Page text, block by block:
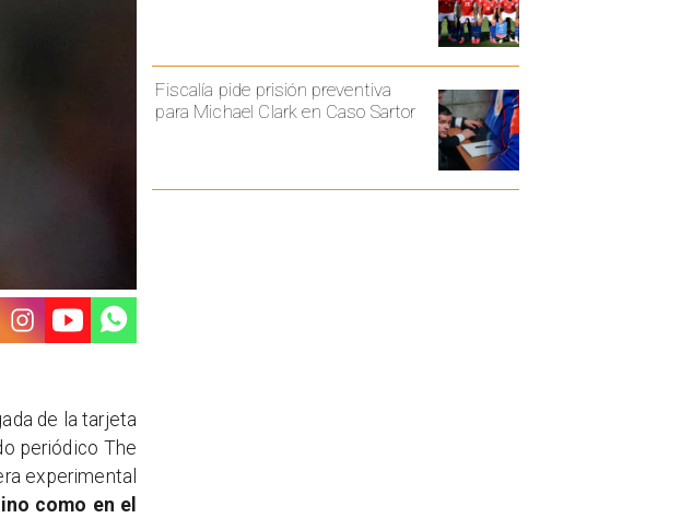
Fiscalía pide prisión preventiva
para Michael Clark en Caso Sartor
de la tarjeta
periódico The
experimental
como en el